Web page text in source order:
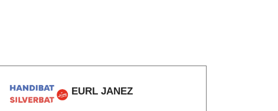
EURL JANEZ